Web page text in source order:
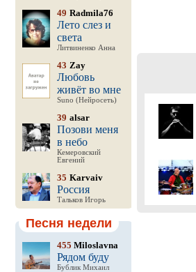
49 Radmila76
Лето слез и
света
Литвиненко Анна
43 Zay
Любовь
живёт во мне
Suno (Нейросеть)
39 alsar
Позови меня
в небо
Кемеровский
Евгений
35 Karvaiv
Россия
Тальков Игорь
Песня недели
455 Miloslavna
Рядом буду
Бублик Михаил